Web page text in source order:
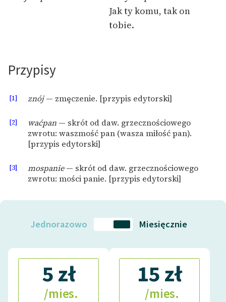
Materiały promocyjne
Polityka prywatności
Dane fundacji i
sprawozdania finansowe
Regulamin darowizn
Informacja o treściach
wrażliwych
Deklaracja dostępności
Jak ty komu, tak on
tobie.
Przypisy
[1] znój— zmęczenie. [przypis edytorski]
[2] waćpan — skrót od daw. grzecznościowego
zwrotu: waszmość pan (wasza miłość pan).
[przypis edytorski]
[3] mospanie— skrót od daw. grzecznościowego
zwrotu: mości panie. [przypis edytorski]
Jednorazowo Miesięcznie
5 zł
/mies.
15 zł
/mies.